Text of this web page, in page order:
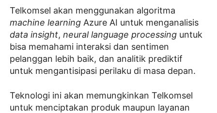
Telkomsel akan menggunakan algoritma
machine learning Azure AI untuk menganalisis
data insight, neural language processing untuk
bisa memahami interaksi dan sentimen
pelanggan lebih baik, dan analitik prediktif
untuk mengantisipasi perilaku di masa depan.
Teknologi ini akan memungkinkan Telkomsel
untuk menciptakan produk maupun layanan